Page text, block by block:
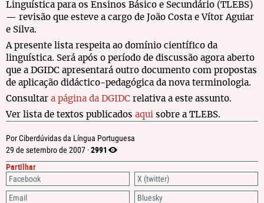
Por Ciberdúvidas da Língua Portuguesa
29 de setembro de 2007 ·2991
Partilhar
Facebook
X (twitter)
Email
Bluesky
Linguística para os Ensinos Básico e Secundário (TLEBS)
— revisão que esteve a cargo de João Costa e Vítor Aguiar
e Silva.
A presente lista respeita ao domínio científico da
linguística. Será após o período de discussão agora aberto
que a DGIDC apresentará outro documento com propostas
de aplicação didáctico-pedagógica da nova terminologia.
Consultar a página da DGIDC relativa a este assunto.
Ver lista de textos publicados aqui sobre a TLEBS.